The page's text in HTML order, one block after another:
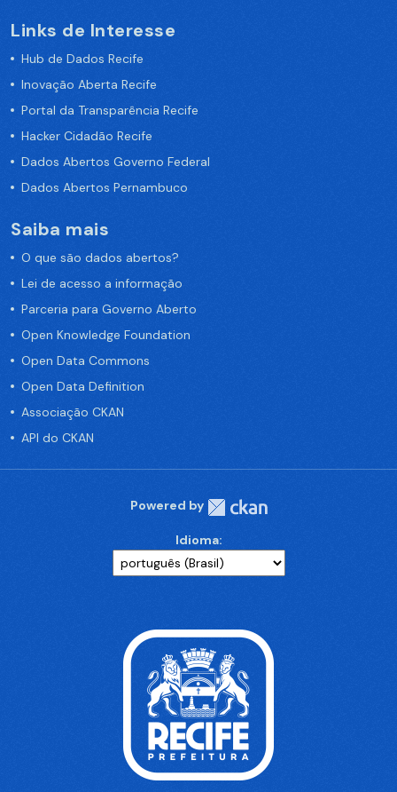
Links de Interesse
Hub de Dados Recife
Inovação Aberta Recife
Portal da Transparência Recife
Hacker Cidadão Recife
Dados Abertos Governo Federal
Dados Abertos Pernambuco
Saiba mais
O que são dados abertos?
Lei de acesso a informação
Parceria para Governo Aberto
Open Knowledge Foundation
Open Data Commons
Open Data Definition
Associação CKAN
API do CKAN
Powered by
Idioma